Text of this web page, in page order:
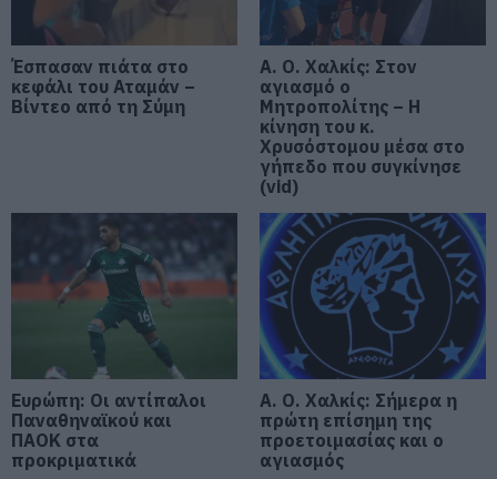
Δείτε τι έκανε Δήμος της Εύβοιας
για τις φωτιές
07.08.2026 | 20:00
Μητέρα και γιος οι νεκροί από τη
Ράγισαν καρδιές στην Εύβοια: Το
τελευταίο «αντίο» στον 36χρονο
επιχειρηματία
07.08.2026 | 19:10
Νέο επίδομα 600 ευρώ για
σπουδαστές: Οι δικαιούχοι
07.08.2026 | 19:00
Έσπασαν πιάτα στο
κεφάλι του Αταμάν –
Βίντεο από τη Σύμη
Α. Ο. Χαλκίς: Στον
αγιασμό ο
Μητροπολίτης – Η
κίνηση του κ.
Χρυσόστομου μέσα στο
γήπεδο που συγκίνησε
(vid)
Ευρώπη: Οι αντίπαλοι
Παναθηναϊκού και
ΠΑΟΚ στα
προκριματικά
Α. Ο. Χαλκίς: Σήμερα η
πρώτη επίσημη της
προετοιμασίας και ο
αγιασμός